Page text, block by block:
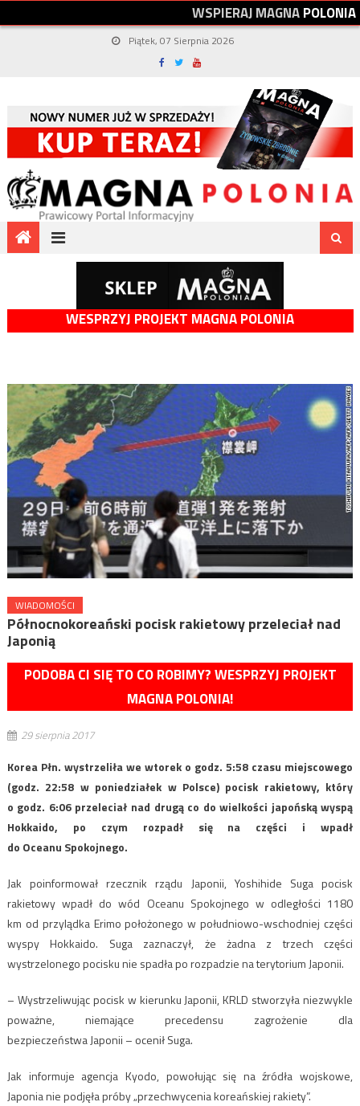
WSPIERAJMAGNAPOLONIA
Piątek, 07 Sierpnia 2026
WESPRZYJ PROJEKT MAGNA POLONIA
WIADOMOŚCI
Północnokoreański pocisk rakietowy przeleciał nad
Japonią
PODOBA CI SIĘ TO CO ROBIMY? WESPRZYJ PROJEKT
MAGNA POLONIA!
29 sierpnia 2017
Korea Płn. wystrzeliła we wtorek o godz. 5:58 czasu miejscowego
(godz. 22:58 w poniedziałek w Polsce) pocisk rakietowy, który
o godz. 6:06 przeleciał nad drugą co do wielkości japońską wyspą
Hokkaido, po czym rozpadł się na części i wpadł
do Oceanu Spokojnego.
Jak poinformował rzecznik rządu Japonii, Yoshihide Suga pocisk
rakietowy wpadł do wód Oceanu Spokojnego w odległości 1180
km od przylądka Erimo położonego w południowo-wschodniej części
wyspy Hokkaido. Suga zaznaczył, że żadna z trzech części
wystrzelonego pocisku nie spadła po rozpadzie na terytorium Japonii.
– Wystrzeliwując pocisk w kierunku Japonii, KRLD stworzyła niezwykle
poważne, niemające precedensu zagrożenie dla
bezpieczeństwa Japonii – ocenił Suga.
Jak informuje agencja Kyodo, powołując się na źródła wojskowe,
Japonia nie podjęła próby „przechwycenia koreańskiej rakiety”.